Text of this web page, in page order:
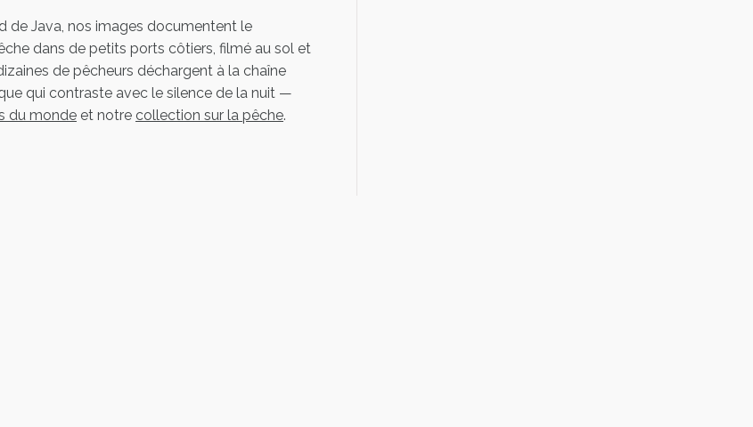
de Java, nos images documentent le
dans de petits ports côtiers, filmé au sol et
de pêcheurs déchargent à la chaîne
qui contraste avec le silence de la nuit —
du monde et notre collection sur la pêche.